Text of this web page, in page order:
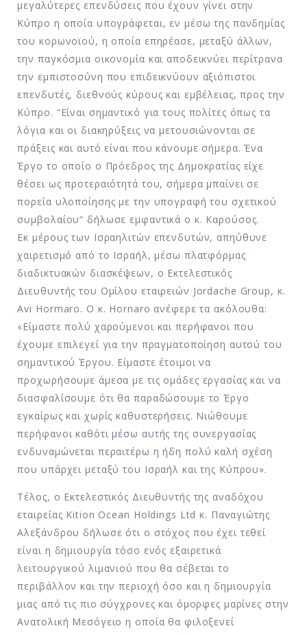
μεγαλύτερες επενδύσεις που έχουν γίνει στην
Κύπρο η οποία υπογράφεται, εν μέσω της πανδημίας
του κορωνοϊού, η οποία επηρέασε, μεταξύ άλλων,
την παγκόσμια οικονομία και αποδεικνύει περίτρανα
την εμπιστοσύνη που επιδεικνύουν αξιόπιστοι
επενδυτές, διεθνούς κύρους και εμβέλειας, προς την
Κύπρο. “Είναι σημαντικό για τους πολίτες όπως τα
λόγια και οι διακηρύξεις να μετουσιώνονται σε
πράξεις και αυτό είναι που κάνουμε σήμερα. Ένα
Έργο το οποίο ο Πρόεδρος της Δημοκρατίας είχε
θέσει ως προτεραιότητά του, σήμερα μπαίνει σε
πορεία υλοποίησης με την υπογραφή του σχετικού
συμβολαίου“ δήλωσε εμφαντικά ο κ. Καρούσος.
Εκ μέρους των Ισραηλιτών επενδυτών, απηύθυνε
χαιρετισμό από το Ισραήλ, μέσω πλατφόρμας
διαδικτυακών διασκέψεων, ο Εκτελεστικός
Διευθυντής του Ομίλου εταιρειών Jordache Group, κ.
Avi Hormaro. Ο κ. Hornaro ανέφερε τα ακόλουθα:
«Είμαστε πολύ χαρούμενοι και περήφανοι που
έχουμε επιλεγεί για την πραγματοποίηση αυτού του
σημαντικού Έργου. Είμαστε έτοιμοι να
προχωρήσουμε άμεσα με τις ομάδες εργασίας και να
διασφαλίσουμε ότι θα παραδώσουμε το Έργο
εγκαίρως και χωρίς καθυστερήσεις. Νιώθουμε
περήφανοι καθότι μέσω αυτής της συνεργασίας
ενδυναμώνεται περαιτέρω η ήδη πολύ καλή σχέση
που υπάρχει μεταξύ του Ισραήλ και της Κύπρου».
Τέλος, ο Εκτελεστικός Διευθυντής της αναδόχου
εταιρείας Kition Ocean Holdings Ltd κ. Παναγιώτης
Αλεξάνδρου δήλωσε ότι ο στόχος που έχει τεθεί
είναι η δημιουργία τόσο ενός εξαιρετικά
λειτουργικού λιμανιού που θα σέβεται το
περιβάλλον και την περιοχή όσο και η δημιουργία
μιας από τις πιο σύγχρονες και όμορφες μαρίνες στην
Ανατολική Μεσόγειο η οποία θα φιλοξενεί